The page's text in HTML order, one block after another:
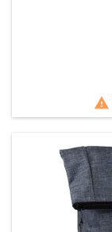
